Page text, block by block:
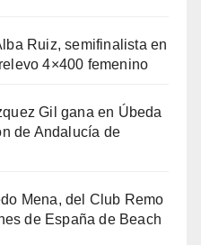
Ruiz, semifinalista en
4×400 femenino
Gil gana en Úbeda
de Andalucía de
Mena, del Club Remo
de España de Beach